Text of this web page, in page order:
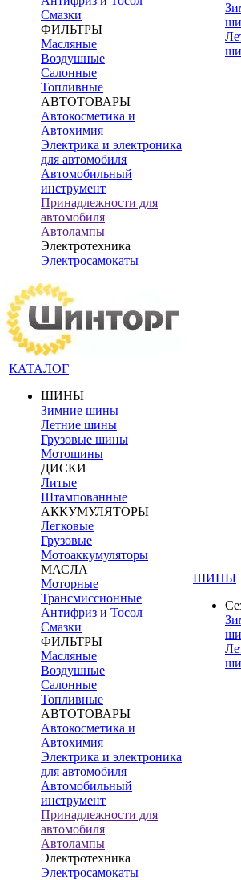
Смазки
ФИЛЬТРЫ
Масляные
Воздушные
Салонные
Топливные
АВТОТОВАРЫ
Автокосметика и
Автохимия
Электрика и электроника
для автомобиля
Автомобильный
инструмент
Принадлежности для
автомобиля
Автолампы
Электротехника
Электросамокаты
КАТАЛОГ
ШИНЫ
Зимние шины
Летние шины
Грузовые шины
Мотошины
ДИСКИ
Литые
Штампованные
АККУМУЛЯТОРЫ
Легковые
Грузовые
Мотоаккумуляторы
МАСЛА
Моторные
Трансмиссионные
Антифриз и Тосол
Смазки
ФИЛЬТРЫ
Масляные
Воздушные
Салонные
Топливные
АВТОТОВАРЫ
Автокосметика и
Автохимия
Электрика и электроника
для автомобиля
Автомобильный
инструмент
Принадлежности для
автомобиля
Автолампы
Электротехника
Электросамокаты
ШИНЫ